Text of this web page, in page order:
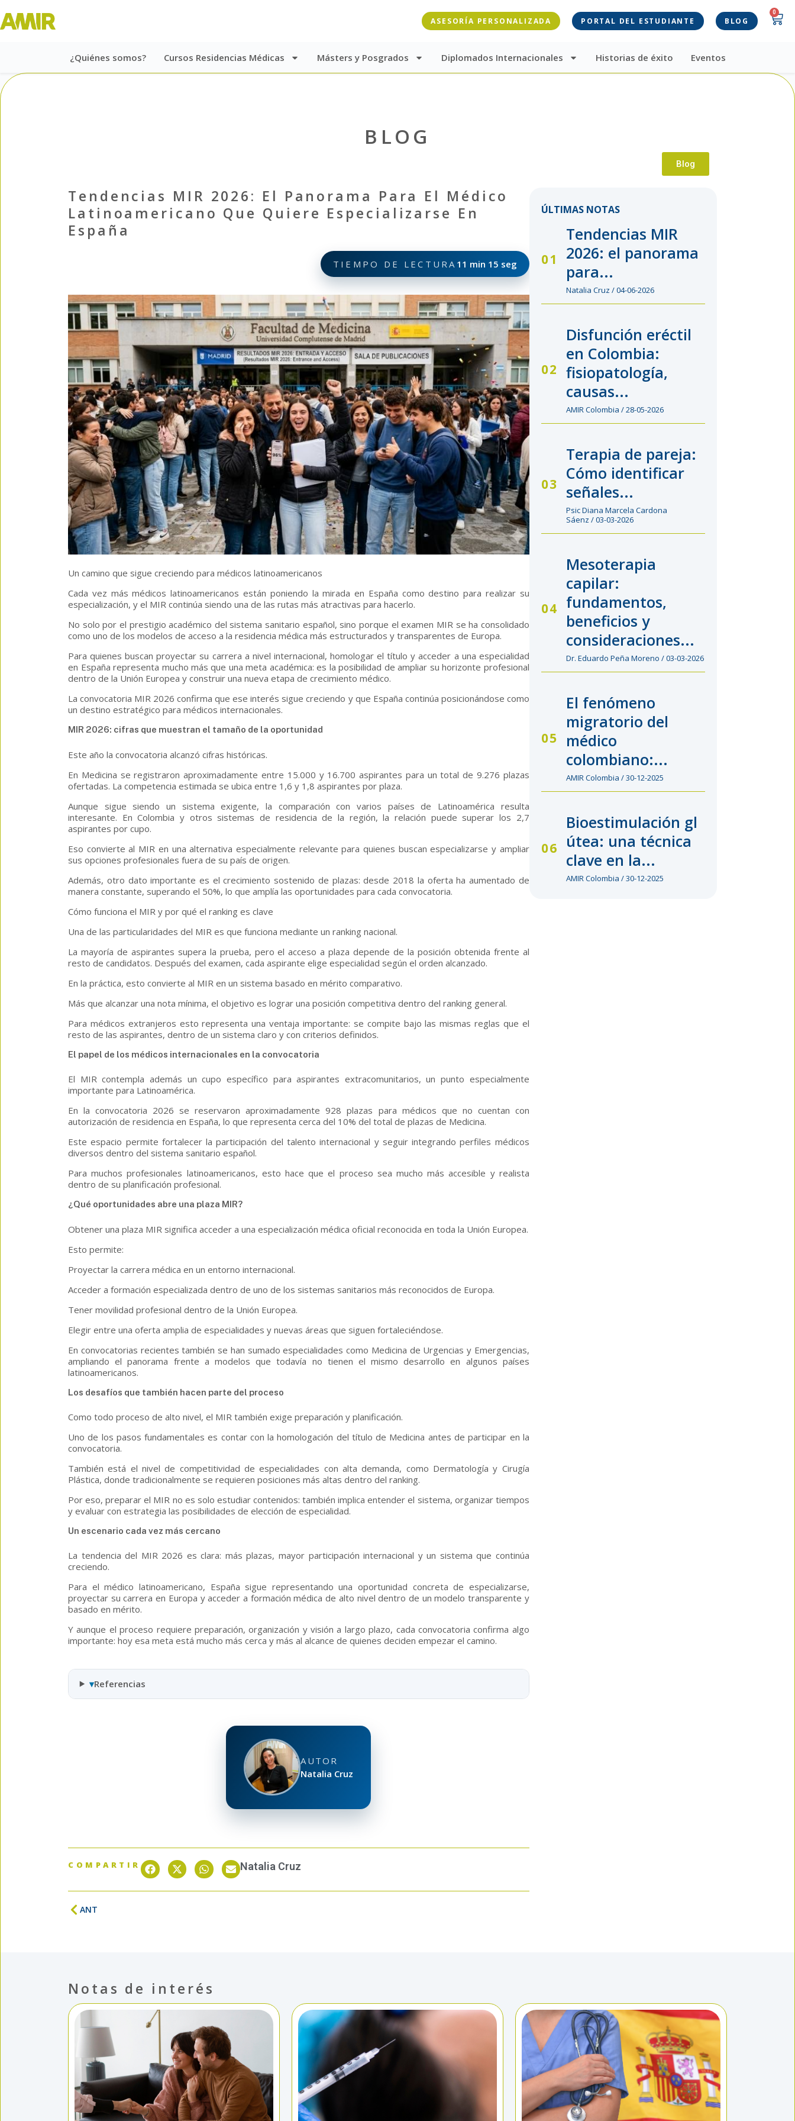
ASESORÍA PERSONALIZADA PORTAL DEL ESTUDIANTE BLOG
0
¿Quiénes somos? Cursos Residencias Médicas Másters y Posgrados Diplomados Internacionales Historias de éxito Eventos
BLOG
Blog
Tendencias MIR 2026: El Panorama Para El Médico
Latinoamericano Que Quiere Especializarse En
España
TIEMPO DE LECTURA 11 min 15 seg
Un camino que sigue creciendo para médicos latinoamericanos
Cada vez más médicos latinoamericanos están poniendo la mirada en España como destino para realizar su
especialización, y el MIR continúa siendo una de las rutas más atractivas para hacerlo.
No solo por el prestigio académico del sistema sanitario español, sino porque el examen MIR se ha consolidado
como uno de los modelos de acceso a la residencia médica más estructurados y transparentes de Europa.
Para quienes buscan proyectar su carrera a nivel internacional, homologar el título y acceder a una especialidad
en España representa mucho más que una meta académica: es la posibilidad de ampliar su horizonte profesional
dentro de la Unión Europea y construir una nueva etapa de crecimiento médico.
La convocatoria MIR 2026 confirma que ese interés sigue creciendo y que España continúa posicionándose como
un destino estratégico para médicos internacionales.
MIR 2026: cifras que muestran el tamaño de la oportunidad
Este año la convocatoria alcanzó cifras históricas.
En Medicina se registraron aproximadamente entre 15.000 y 16.700 aspirantes para un total de 9.276 plazas
ofertadas. La competencia estimada se ubica entre 1,6 y 1,8 aspirantes por plaza.
Aunque sigue siendo un sistema exigente, la comparación con varios países de Latinoamérica resulta
interesante. En Colombia y otros sistemas de residencia de la región, la relación puede superar los 2,7
aspirantes por cupo.
Eso convierte al MIR en una alternativa especialmente relevante para quienes buscan especializarse y ampliar
sus opciones profesionales fuera de su país de origen.
Además, otro dato importante es el crecimiento sostenido de plazas: desde 2018 la oferta ha aumentado de
manera constante, superando el 50%, lo que amplía las oportunidades para cada convocatoria.
Cómo funciona el MIR y por qué el ranking es clave
Una de las particularidades del MIR es que funciona mediante un ranking nacional.
La mayoría de aspirantes supera la prueba, pero el acceso a plaza depende de la posición obtenida frente al
resto de candidatos. Después del examen, cada aspirante elige especialidad según el orden alcanzado.
En la práctica, esto convierte al MIR en un sistema basado en mérito comparativo.
Más que alcanzar una nota mínima, el objetivo es lograr una posición competitiva dentro del ranking general.
Para médicos extranjeros esto representa una ventaja importante: se compite bajo las mismas reglas que el
resto de las aspirantes, dentro de un sistema claro y con criterios definidos.
El papel de los médicos internacionales en la convocatoria
El MIR contempla además un cupo específico para aspirantes extracomunitarios, un punto especialmente
importante para Latinoamérica.
En la convocatoria 2026 se reservaron aproximadamente 928 plazas para médicos que no cuentan con
autorización de residencia en España, lo que representa cerca del 10% del total de plazas de Medicina.
Este espacio permite fortalecer la participación del talento internacional y seguir integrando perfiles médicos
diversos dentro del sistema sanitario español.
Para muchos profesionales latinoamericanos, esto hace que el proceso sea mucho más accesible y realista
dentro de su planificación profesional.
¿Qué oportunidades abre una plaza MIR?
Obtener una plaza MIR significa acceder a una especialización médica oficial reconocida en toda la Unión Europea.
Esto permite:
Proyectar la carrera médica en un entorno internacional.
Acceder a formación especializada dentro de uno de los sistemas sanitarios más reconocidos de Europa.
Tener movilidad profesional dentro de la Unión Europea.
Elegir entre una oferta amplia de especialidades y nuevas áreas que siguen fortaleciéndose.
En convocatorias recientes también se han sumado especialidades como Medicina de Urgencias y Emergencias,
ampliando el panorama frente a modelos que todavía no tienen el mismo desarrollo en algunos países
latinoamericanos.
Los desafíos que también hacen parte del proceso
Como todo proceso de alto nivel, el MIR también exige preparación y planificación.
Uno de los pasos fundamentales es contar con la homologación del título de Medicina antes de participar en la
convocatoria.
También está el nivel de competitividad de especialidades con alta demanda, como Dermatología y Cirugía
Plástica, donde tradicionalmente se requieren posiciones más altas dentro del ranking.
Por eso, preparar el MIR no es solo estudiar contenidos: también implica entender el sistema, organizar tiempos
y evaluar con estrategia las posibilidades de elección de especialidad.
Un escenario cada vez más cercano
La tendencia del MIR 2026 es clara: más plazas, mayor participación internacional y un sistema que continúa
creciendo.
Para el médico latinoamericano, España sigue representando una oportunidad concreta de especializarse,
proyectar su carrera en Europa y acceder a formación médica de alto nivel dentro de un modelo transparente y
basado en mérito.
Y aunque el proceso requiere preparación, organización y visión a largo plazo, cada convocatoria confirma algo
importante: hoy esa meta está mucho más cerca y más al alcance de quienes deciden empezar el camino.
▾Referencias
AUTOR
Natalia Cruz
COMPARTIR Natalia Cruz
ANT
ÚLTIMAS NOTAS
Tendencias MIR
2026: el panorama
para...
Natalia Cruz / 04-06-2026
Disfunción eréctil
en Colombia:
fisiopatología,
causas...
AMIR Colombia / 28-05-2026
Terapia de pareja:
Cómo identificar
señales...
Psic Diana Marcela Cardona
Sáenz / 03-03-2026
Mesoterapia
capilar:
fundamentos,
beneficios y
consideraciones...
Dr. Eduardo Peña Moreno / 03-03-2026
El fenómeno
migratorio del
médico
colombiano:...
AMIR Colombia / 30-12-2025
Bioestimulación gl
útea: una técnica
clave en la...
AMIR Colombia / 30-12-2025
Notas de interés